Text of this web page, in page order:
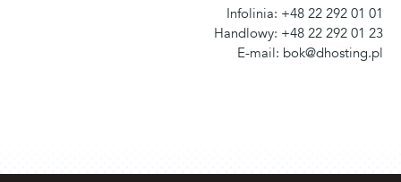
Infolinia: +48 22 292 01 01
Handlowy: +48 22 292 01 23
E-mail: bok@dhosting.pl